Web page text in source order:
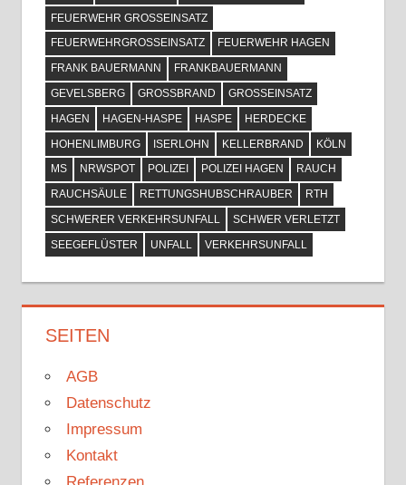
FEUERWEHR GROSSEINSATZ
FEUERWEHRGROSSEINSATZ
FEUERWEHR HAGEN
FRANK BAUERMANN
FRANKBAUERMANN
GEVELSBERG
GROSSBRAND
GROSSEINSATZ
HAGEN
HAGEN-HASPE HASPE
HERDECKE
HOHENLIMBURG
ISERLOHN KELLERBRAND
KÖLN
MS
NRWSPOT POLIZEI POLIZEI HAGEN
RAUCH
RAUCHSÄULE
RETTUNGSHUBSCHRAUBER
RTH
SCHWERER VERKEHRSUNFALL
SCHWER VERLETZT
SEEGEFLÜSTER
UNFALL VERKEHRSUNFALL
SEITEN
AGB
Datenschutz
Impressum
Kontakt